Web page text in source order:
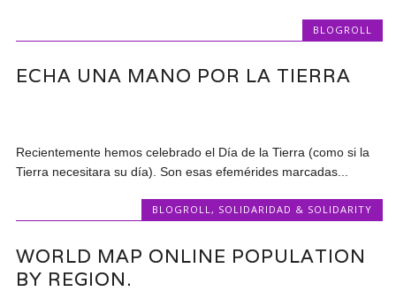
BLOGROLL
ECHA UNA MANO POR LA TIERRA
Recientemente hemos celebrado el Día de la Tierra (como si la
Tierra necesitara su día). Son esas efemérides marcadas...
BLOGROLL, SOLIDARIDAD & SOLIDARITY
WORLD MAP ONLINE POPULATION
BY REGION.